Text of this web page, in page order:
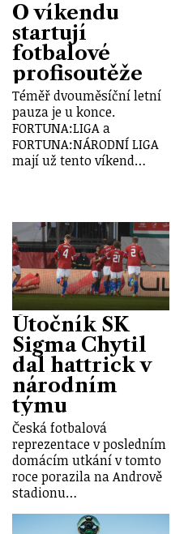
O víkendu
startují
fotbalové
profisoutěže
Téměř dvouměsíční letní
pauza je u konce.
FORTUNA:LIGA a
FORTUNA:NÁRODNÍ LIGA
mají už tento víkend…
Útočník SK
Sigma Chytil
dal hattrick v
národním
týmu
Česká fotbalová
reprezentace v posledním
domácím utkání v tomto
roce porazila na Andrově
stadionu…